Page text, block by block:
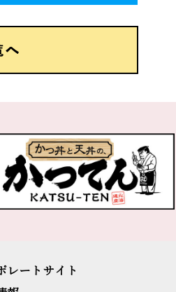
レートサイト